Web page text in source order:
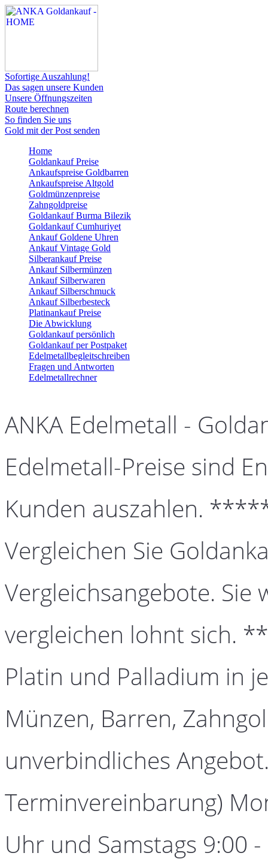
Sofortige Auszahlung!
Das sagen unsere Kunden
Unsere Öffnungszeiten
Route berechnen
So finden Sie uns
Gold mit der Post senden
Home
Goldankauf Preise
Ankaufspreise Goldbarren
Ankaufspreise Altgold
Goldmünzenpreise
Zahngoldpreise
Goldankauf Burma Bilezik
Goldankauf Cumhuriyet
Ankauf Goldene Uhren
Ankauf Vintage Gold
Silberankauf Preise
Ankauf Silbermünzen
Ankauf Silberwaren
Ankauf Silberschmuck
Ankauf Silberbesteck
Platinankauf Preise
Die Abwicklung
Goldankauf persönlich
Goldankauf per Postpaket
Edelmetallbegleitschreiben
Fragen und Antworten
Edelmetallrechner
ANKA Edelmetall -
Edelmetall-Preise sind
Kunden auszahlen.
Vergleichen Sie
Vergleichsangebote. Sie
vergleichen lohnt sich.
Platin und Palladium in
Münzen, Barren,
unverbindliches
Terminvereinbarung)
Uhr und Samstags 9:00